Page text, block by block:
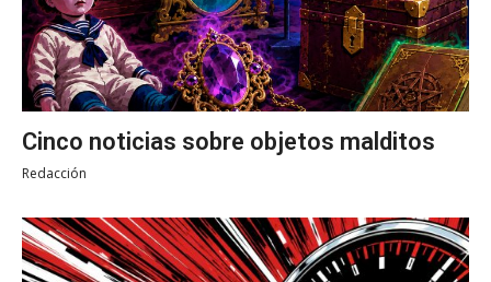
Cinco noticias sobre objetos malditos
Redacción